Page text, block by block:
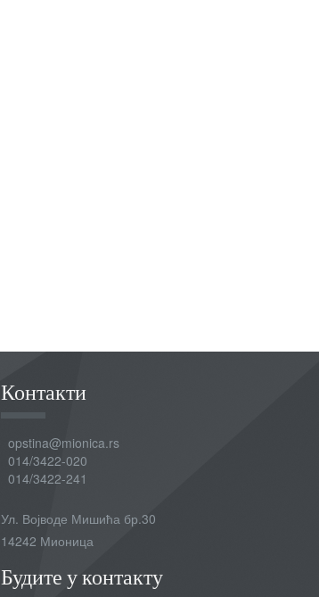
Контакти
opstina@mionica.rs
014/3422-020
014/3422-241
Ул. Војводе Мишића бр.30
14242 Мионица
Будите у контакту